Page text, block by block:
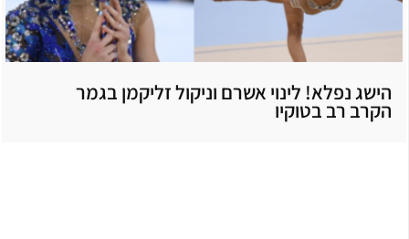
הישג נפלא! לינוי אשרם וניקול זליקמן בגמר
הקרב רב בטוקיו